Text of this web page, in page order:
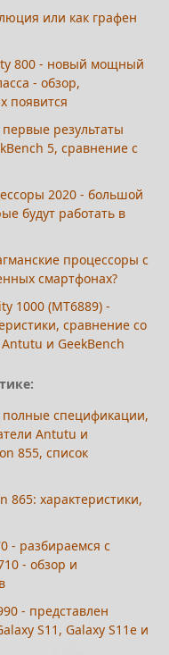
или как графен
800 - новый мощный
- обзор,
появится
результаты
5, сравнение с
2020 - большой
будут работать в
процессоры с
смартфонах?
1000 (MT6889) -
сравнение со
и GeekBench
спецификации,
Antutu и
855, список
865: характеристики,
- разбираемся с
- обзор и
- представлен
S11, Galaxy S11e и